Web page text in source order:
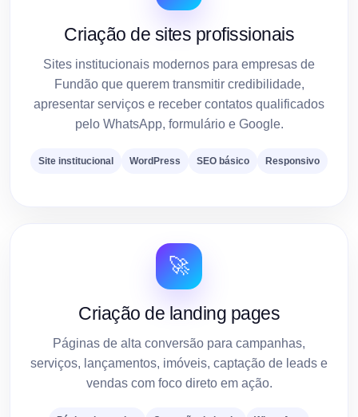
Criação de sites profissionais
Sites institucionais modernos para empresas de
Fundão que querem transmitir credibilidade,
apresentar serviços e receber contatos qualificados
pelo WhatsApp, formulário e Google.
Site institucional WordPress SEO básico Responsivo
🚀
Criação de landing pages
Páginas de alta conversão para campanhas,
serviços, lançamentos, imóveis, captação de leads e
vendas com foco direto em ação.